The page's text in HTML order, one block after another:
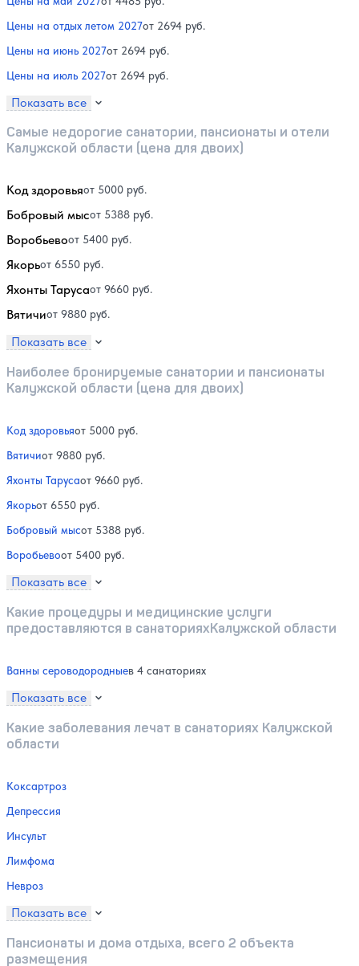
Цены на отдых летом 2027от 2694 руб.
Цены на июнь 2027от 2694 руб.
Цены на июль 2027от 2694 руб.
Показать все
Самые недорогие санатории, пансионаты и отели
Калужской области (цена для двоих)
Код здоровьяот 5000 руб.
Бобровый мысот 5388 руб.
Воробьевоот 5400 руб.
Якорьот 6550 руб.
Яхонты Тарусаот 9660 руб.
Вятичиот 9880 руб.
Показать все
Наиболее бронируемые санатории и пансионаты
Калужской области (цена для двоих)
Код здоровьяот 5000 руб.
Вятичиот 9880 руб.
Яхонты Тарусаот 9660 руб.
Якорьот 6550 руб.
Бобровый мысот 5388 руб.
Воробьевоот 5400 руб.
Показать все
Какие процедуры и медицинские услуги
предоставляются в санаторияхКалужской области
Ванны сероводородныев 4 санаториях
Показать все
Какие заболевания лечат в санаториях Калужской
области
Коксартроз
Депрессия
Инсульт
Лимфома
Невроз
Показать все
Пансионаты и дома отдыха, всего 2 объекта
размещения